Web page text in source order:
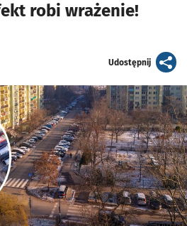
robi wrażenie!
Udostępnijartykuł